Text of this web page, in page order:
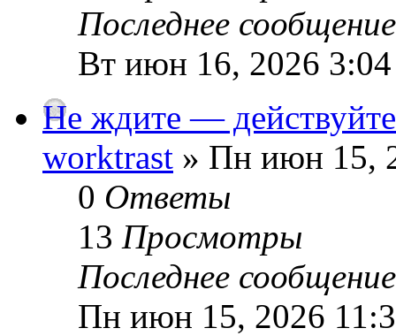
Последнее
Вт июн 16, 2026
Не ждите —
worktrast » Пн июн 15,
0 Ответы
13 Просмотры
Последнее
Пн июн 15, 2026